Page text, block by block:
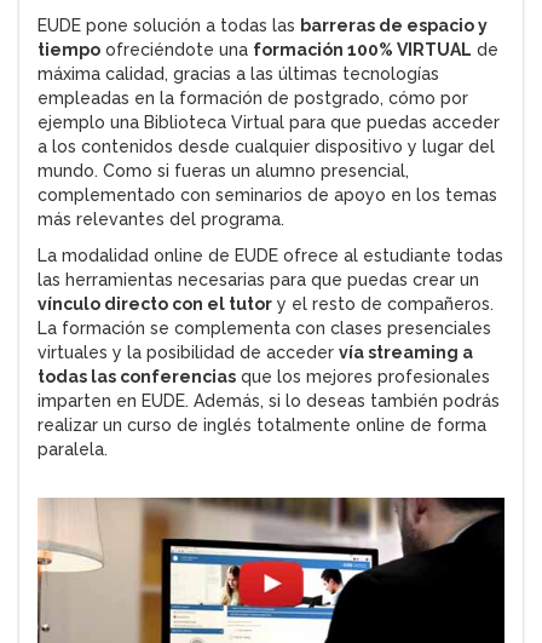
EUDE pone solución a todas las barreras de espacio y
tiempo ofreciéndote una formación 100% VIRTUAL de
máxima calidad, gracias a las últimas tecnologías
empleadas en la formación de postgrado, cómo por
ejemplo una Biblioteca Virtual para que puedas acceder
a los contenidos desde cualquier dispositivo y lugar del
mundo. Como si fueras un alumno presencial,
complementado con seminarios de apoyo en los temas
más relevantes del programa.
La modalidad online de EUDE ofrece al estudiante todas
las herramientas necesarias para que puedas crear un
vínculo directo con el tutor y el resto de compañeros.
La formación se complementa con clases presenciales
virtuales y la posibilidad de acceder vía streaming a
todas las conferencias que los mejores profesionales
imparten en EUDE. Además, si lo deseas también podrás
realizar un curso de inglés totalmente online de forma
paralela.